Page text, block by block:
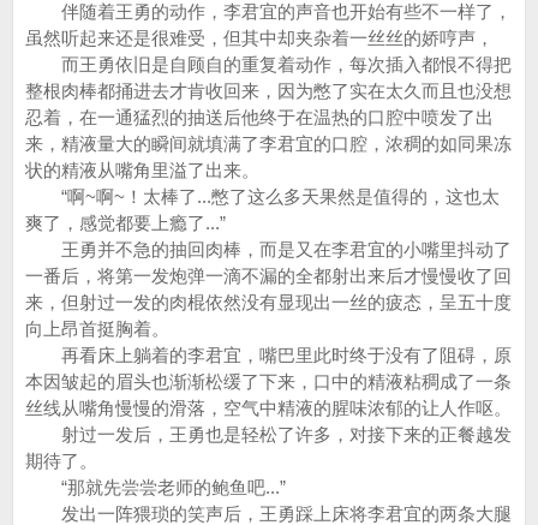
伴随着王勇的动作，李君宜的声音也开始有些不一样了，
虽然听起来还是很难受，但其中却夹杂着一丝丝的娇哼声，
而王勇依旧是自顾自的重复着动作，每次插入都恨不得把
整根肉棒都捅进去才肯收回来，因为憋了实在太久而且也没想
忍着，在一通猛烈的抽送后他终于在温热的口腔中喷发了出
来，精液量大的瞬间就填满了李君宜的口腔，浓稠的如同果冻
状的精液从嘴角里溢了出来。
“啊~啊~！太棒了...憋了这么多天果然是值得的，这也太
爽了，感觉都要上瘾了...”
王勇并不急的抽回肉棒，而是又在李君宜的小嘴里抖动了
一番后，将第一发炮弹一滴不漏的全都射出来后才慢慢收了回
来，但射过一发的肉棍依然没有显现出一丝的疲态，呈五十度
向上昂首挺胸着。
再看床上躺着的李君宜，嘴巴里此时终于没有了阻碍，原
本因皱起的眉头也渐渐松缓了下来，口中的精液粘稠成了一条
丝线从嘴角慢慢的滑落，空气中精液的腥味浓郁的让人作呕。
射过一发后，王勇也是轻松了许多，对接下来的正餐越发
期待了。
“那就先尝尝老师的鲍鱼吧...”
发出一阵猥琐的笑声后，王勇踩上床将李君宜的两条大腿